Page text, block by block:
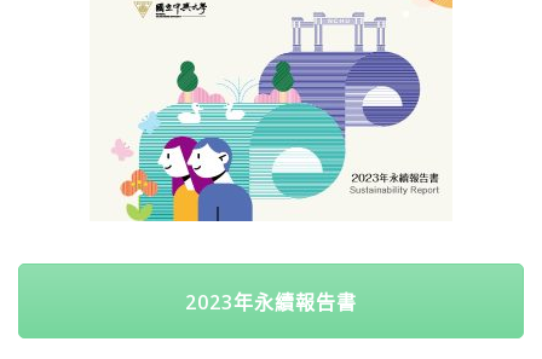
2023年永續報告書